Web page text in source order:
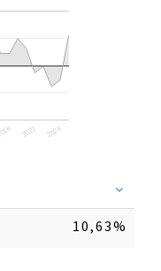
2021 2024
10,63%